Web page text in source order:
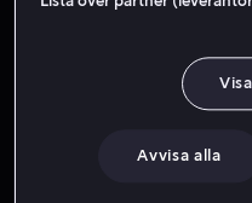
Cirkus Sarousch
Cirkus Sarousch kommer
fångas av allt det
förtrollar Quasimodo
Avvisa alla